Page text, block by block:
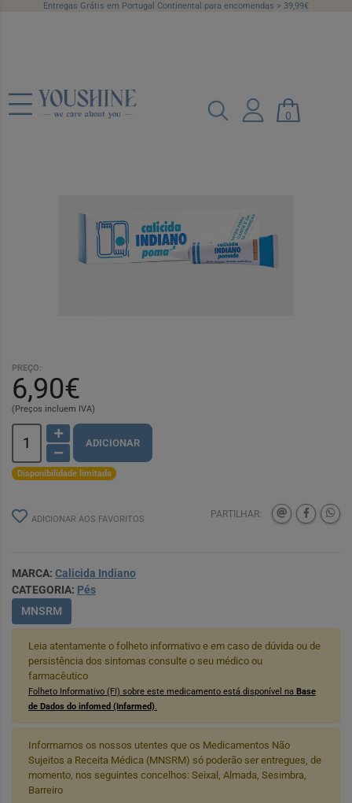
Entregas Grátis em Portugal Continental para encomendas > 39,99€
0
Calicida Indiano, 270 mg/g-5 g x 1 pda
Ref.: 2087492
PREÇO:
6,90€
(Preços incluem IVA)
ADICIONAR
Disponibilidade limitada
ADICIONAR AOS FAVORITOS PARTILHAR:
MARCA: Calicida Indiano
CATEGORIA: Pés
MNSRM
Leia atentamente o folheto informativo e em caso de dúvida ou de
persistência dos sintomas consulte o seu médico ou
farmacêutico
Folheto Informativo (FI) sobre este medicamento está disponível na Base
de Dados do infomed (Infarmed)
Informamos os nossos utentes que os Medicamentos Não
Sujeitos a Receita Médica (MNSRM) só poderão ser entregues, de
momento, nos seguintes concelhos: Seixal, Almada, Sesimbra,
Barreiro